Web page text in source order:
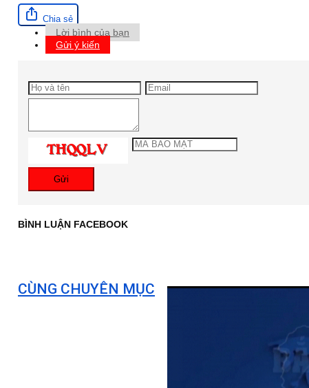
Chia sẻ
Lời bình của bạn
Gửi ý kiến
Gửi
BÌNH LUẬN FACEBOOK
CÙNG CHUYÊN MỤC